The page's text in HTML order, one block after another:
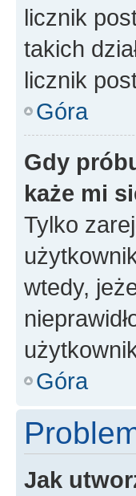
licznik
takich
licznik
Góra
Gdy
każe mi
Tylko
wtedy,
Góra
Jak